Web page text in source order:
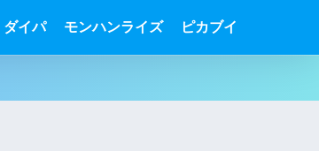
ダイパ モンハンライズ ピカブイ